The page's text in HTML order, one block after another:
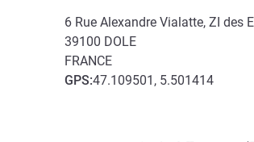
6 Rue Alexandre Vialatte, ZI des
39100 DOLE
FRANCE
GPS:47.109501, 5.501414